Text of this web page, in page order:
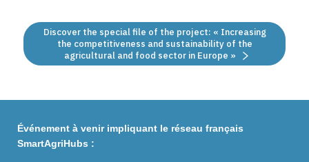
Discover the special file of the project: « Increasing
the competitiveness and sustainability of the
agricultural and food sector in Europe »
Événement à venir impliquant le réseau français
SmartAgriHubs :